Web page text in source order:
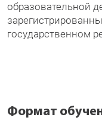
образовательной
государственном
Формат